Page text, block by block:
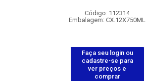
Código: 112314
Embalagem: CX.12X750ML
Faça seu login ou
cadastre-se para
ver preços e
comprar